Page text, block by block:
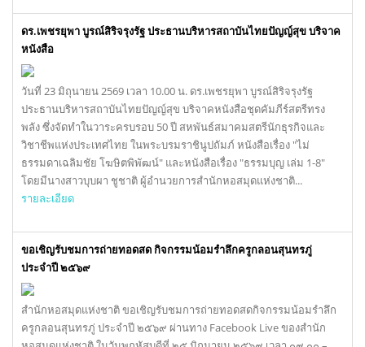
ดร.เพชรยุพา บูรณ์สิริจรุงรัฐ ประธานบริหารสถาบันไทยปัญญ์สุข บริจาค
หนังสือ
วันที่ 23 มิถุนายน 2569 เวลา 10.00 น. ดร.เพชรยุพา บูรณ์สิริจรุงรัฐ
ประธานบริหารสถาบันไทยปัญญ์สุข บริจาคหนังสือชุดคัมภีร์สตรีทรง
พลัง ซึ่งจัดทำในวาระครบรอบ 50 ปี สหพันธ์สมาคมสตรีนักธุรกิจและ
วิชาชีพแห่งประเทศไทย ในพระบรมราชินูปถัมภ์ หนังสือเรื่อง "ไม่
ธรรมดาเฉลิมชัย โฆษิตพิพัฒน์" และหนังสือเรื่อง "ธรรมบุญ เล่ม 1-8"
โดยมีนางสาวบุบผา ชูชาติ ผู้อำนวยการสำนักหอสมุดแห่งชาติ...
รายละเอียด
ขอเชิญรับชมการถ่ายทอดสด กิจกรรมน้อมรำลึกครูกลอนสุนทรภู่
ประจำปี ๒๕๖๙
สำนักหอสมุดแห่งชาติ ขอเชิญรับชมการถ่ายทอดสดกิจกรรมน้อมรำลึก
ครูกลอนสุนทรภู่ ประจำปี ๒๕๖๙ ผ่านทาง Facebook Live ของสำนัก